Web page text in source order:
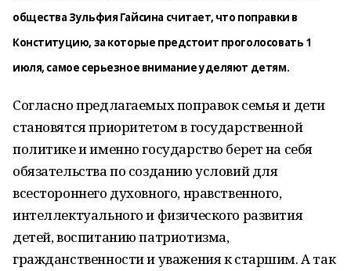
общества Зульфия Гайсина считает, что поправки в
Конституцию, за которые предстоит проголосовать 1
июля, самое серьезное внимание уделяют детям.
Согласно предлагаемых поправок семья и дети
становятся приоритетом в государственной
политике и именно государство берет на себя
обязательства по созданию условий для
всестороннего духовного, нравственного,
интеллектуального и физического развития
детей, воспитанию патриотизма,
гражданственности и уважения к старшим. А так